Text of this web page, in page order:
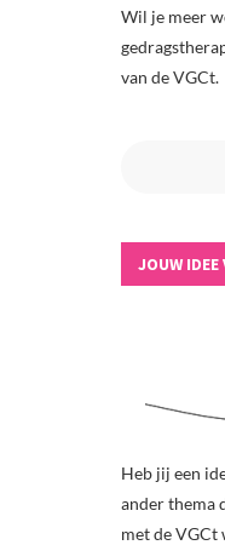
Wil je meer
van de VGCt.
JOUW
Heb jij een
ander thema
met de VGCt